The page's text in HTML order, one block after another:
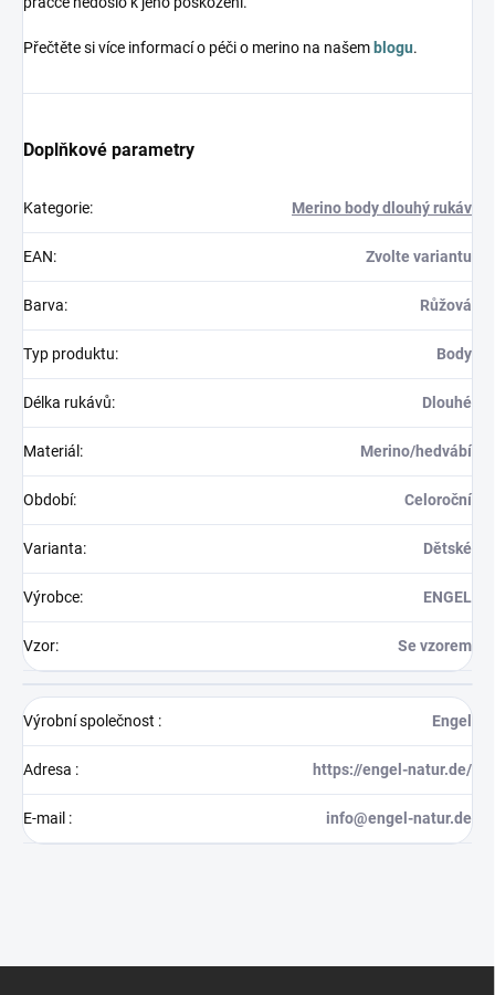
Přečtěte si více informací o péči o merino na našem blogu.
Doplňkové parametry
Kategorie: Merino body dlouhý rukáv
EAN: Zvolte variantu
Barva: Růžová
Typ produktu: Body
Délka rukávů: Dlouhé
Materiál : Merino/hedvábí
Období: Celoroční
Varianta: Dětské
Výrobce: ENGEL
Vzor: Se vzorem
Výrobní společnost : Engel
Adresa : https://engel-natur.de/
E-mail : info@engel-natur.de